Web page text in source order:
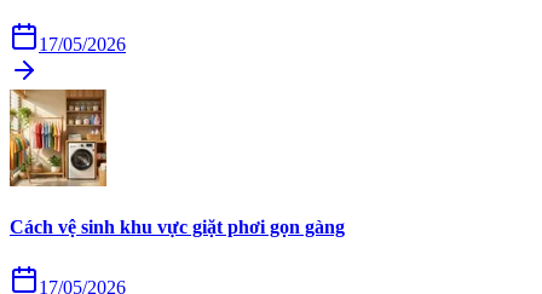
17/05/2026
Cách vệ sinh khu vực giặt phơi gọn gàng
17/05/2026